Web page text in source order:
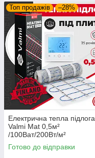
Топ продажів –28%
Електрична тепла підлога
Valmi Mat 0,5м²
/100Ват/200Вт/м²
нагрівальний мат
терморегулятором TWE02
Готово до відправки